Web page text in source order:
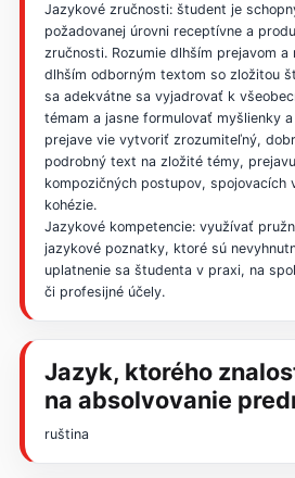
Jazykové zručnosti: študent je
požadovanej úrovni receptívne a
zručnosti. Rozumie dlhším prejavom a
dlhším odborným textom so zložitou
sa adekvátne sa vyjadrovať k
témam a jasne formulovať myšlienky
prejave vie vytvoriť zrozumiteľný,
podrobný text na zložité témy,
kompozičných postupov, spojovacích
kohézie.
Jazykové kompetencie: využívať
jazykové poznatky, ktoré sú
uplatnenie sa študenta v praxi, na
či profesijné účely.
Jazyk, ktorého
na absolvovanie
ruština